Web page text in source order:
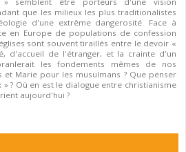
que les milieux les plus traditionalistes
d'une extrême dangerosité. Face à
en Europe de populations de confession
sont souvent tiraillés entre le devoir «
d'accueil de l'étranger, et la crainte d'un
les fondements mêmes de nos
et Marie pour les musulmans ? Que penser
? Où en est le dialogue entre christianisme
aujourd'hui ?